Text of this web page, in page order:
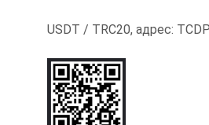
USDT / TRC20, адрес: